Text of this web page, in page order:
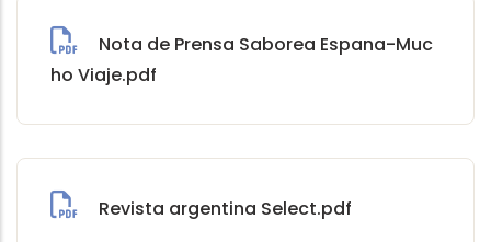
Nota de Prensa Saborea Espana-Muc
ho Viaje.pdf
Revista argentina Select.pdf